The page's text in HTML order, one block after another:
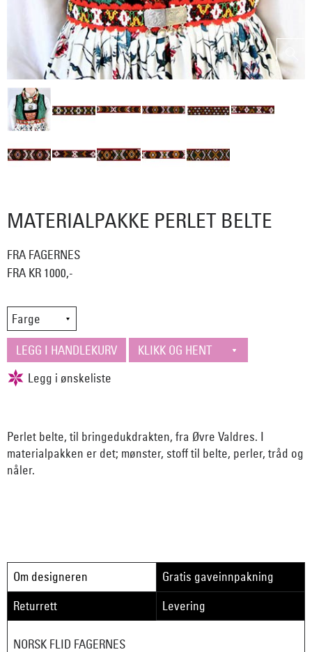
MATERIALPAKKE PERLET BELTE
FRA FAGERNES
FRA KR 1000,-
Perlet belte, til bringedukdrakten, fra Øvre Valdres. I
materialpakken er det; mønster, stoff til belte, perler, tråd og
nåler.
Om designeren
Gratis gaveinnpakning
Returrett
Levering
NORSK FLID FAGERNES